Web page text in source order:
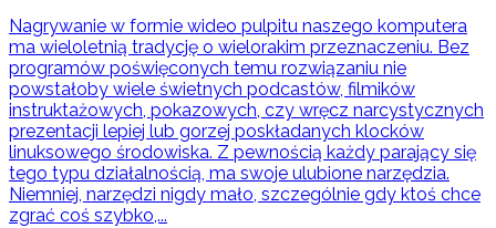
Nagrywanie w formie wideo pulpitu naszego komputera
ma wieloletnią tradycję o wielorakim przeznaczeniu. Bez
programów poświęconych temu rozwiązaniu nie
powstałoby wiele świetnych podcastów, filmików
instruktażowych, pokazowych, czy wręcz narcystycznych
prezentacji lepiej lub gorzej poskładanych klocków
linuksowego środowiska. Z pewnością każdy parający się
tego typu działalnością, ma swoje ulubione narzędzia.
Niemniej, narzędzi nigdy mało, szczególnie gdy ktoś chce
zgrać coś szybko,...